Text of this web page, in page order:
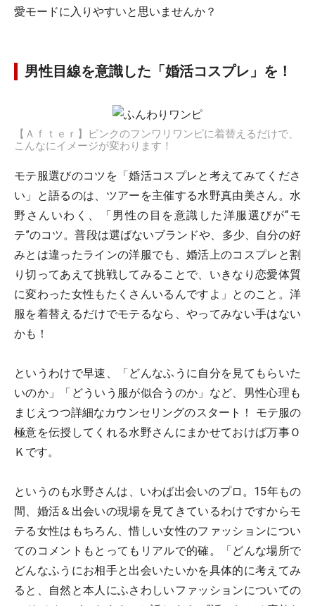
愛モードに入りやすいと思いませんか？
男性目線を意識した「婚活コスプレ」を！
【Ａｆｔｅｒ】ピンクのフンワリワンピに着替えるだけで、
こんなにイメージが変わります！
モテ服選びのコツを「婚活コスプレと考えてみてくださ
い」と語るのは、ツアーを主催する水野真由美さん。水
野さんいわく、「男性の目を意識した洋服選びが“モ
テ”のコツ。普段は選ばないブランドや、多少、自分の好
みとは違ったラインの洋服でも、婚活上のコスプレと割
り切ってあえて挑戦してみることで、いきなり恋愛体質
に変わった女性もたくさんいるんですよ」とのこと。洋
服を着替えるだけでモテるなら、やってみない手はない
かも！
というわけで早速、「どんなふうに自分を見てもらいた
いのか」「どういう服が似合うのか」など、男性心理も
まじえつつ詳細なカウンセリングのスタート！ モテ服の
極意を伝授してくれる水野さんにまかせておけば万事Ｏ
Ｋです。
というのも水野さんは、いわば出会いのプロ。15年もの
間、婚活＆出会いの現場を見てきているわけですからモ
テる女性はもちろん、惜しい女性のファッションについ
てのコメントもとってもリアルで的確。「どんな場所で
どんなふうにお相手と出会いたいかを具体的に考えてみ
ると、自然と本人にふさわしいファッションについての